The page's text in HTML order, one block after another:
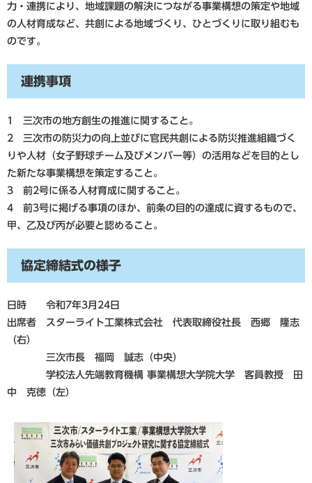
力・連携により、地域課題の解決につながる事業構想の策定や地域
の人材育成など、共創による地域づくり、ひとづくりに取り組むも
のです。
連携事項
1 三次市の地方創生の推進に関すること。
2 三次市の防災力の向上並びに官民共創による防災推進組織づく
りや人材（女子野球チーム及びメンバー等）の活用などを目的とし
た新たな事業構想を策定すること。
3 前2号に係る人材育成に関すること。
4 前3号に掲げる事項のほか、前条の目的の達成に資するもので、
甲、乙及び丙が必要と認めること。
協定締結式の様子
日時 令和7年3月24日
出席者 スターライト工業株式会社 代表取締役社長 西郷 隆志
（右）
三次市長 福岡 誠志（中央）
学校法人先端教育機構 事業構想大学院大学 客員教授 田
中 克徳（左）